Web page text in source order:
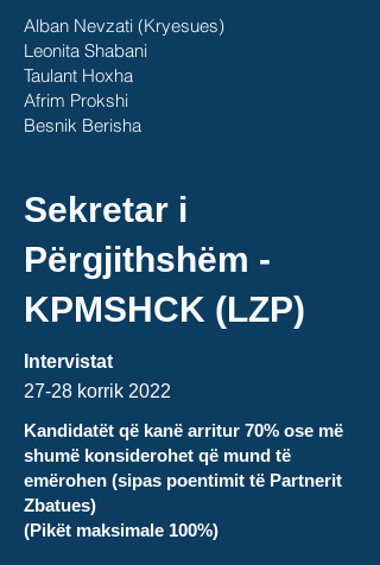
Alban Nevzati (Kryesues)
Leonita Shabani
Taulant Hoxha
Afrim Prokshi
Besnik Berisha
Sekretar i
Përgjithshëm -
KPMSHCK (LZP)
Intervistat
27-28 korrik 2022
Kandidatët që kanë arritur 70% ose më
shumë konsiderohet që mund të
emërohen (sipas poentimit të Partnerit
Zbatues)
(Pikët maksimale 100%)